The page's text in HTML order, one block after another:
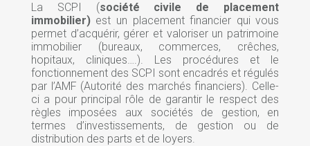
La SCPI (société civile de placement
immobilier)est un placement financier qui vous
permet d’acquérir, gérer et valoriser un patrimoine
immobilier (bureaux, commerces, crêches,
hopitaux, cliniques….). Les procédures et le
fonctionnement des SCPI sont encadrés et régulés
par l’AMF (Autorité des marchés financiers). Celle-
ci a pour principal rôle de garantir le respect des
règles imposées aux sociétés de gestion, en
termes d’investissements, de gestion ou de
distribution des parts et de loyers.